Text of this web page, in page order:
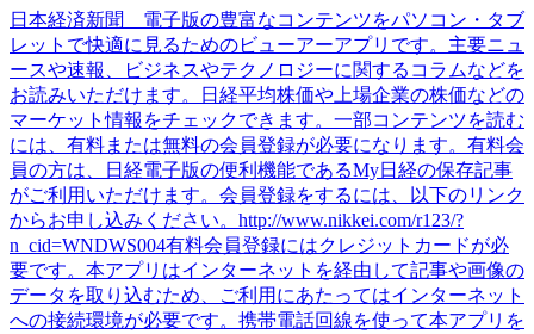
日本経済新聞 電子版の豊富なコンテンツをパソコン・タブ
レットで快適に見るためのビューアーアプリです。主要ニュ
ースや速報、ビジネスやテクノロジーに関するコラムなどを
お読みいただけます。日経平均株価や上場企業の株価などの
マーケット情報をチェックできます。一部コンテンツを読む
には、有料または無料の会員登録が必要になります。有料会
員の方は、日経電子版の便利機能であるMy日経の保存記事
がご利用いただけます。会員登録をするには、以下のリンク
からお申し込みください。http://www.nikkei.com/r123/?
n_cid=WNDWS004有料会員登録にはクレジットカードが必
要です。本アプリはインターネットを経由して記事や画像の
データを取り込むため、ご利用にあたってはインターネット
への接続環境が必要です。携帯電話回線を使って本アプリを